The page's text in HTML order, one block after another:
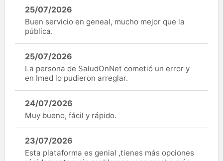
25/07/2026
Buen servicio en geneal, mucho mejor que la
pública.
25/07/2026
La persona de SaludOnNet cometió un error y
en Imed lo pudieron arreglar.
24/07/2026
Muy bueno, fácil y rápido.
23/07/2026
Esta plataforma es genial ,tienes más opciones